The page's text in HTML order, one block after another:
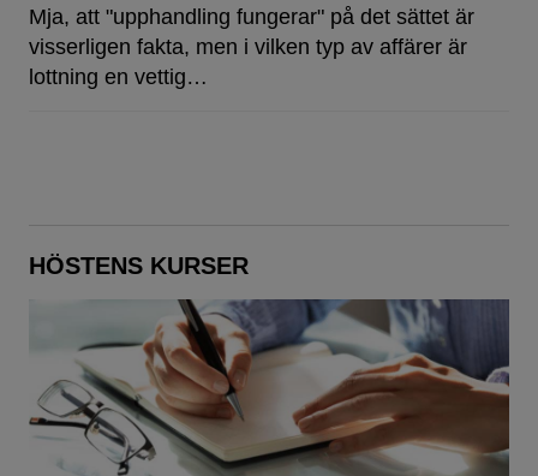
Mja, att "upphandling fungerar" på det sättet är
visserligen fakta, men i vilken typ av affärer är
lottning en vettig…
HÖSTENS KURSER